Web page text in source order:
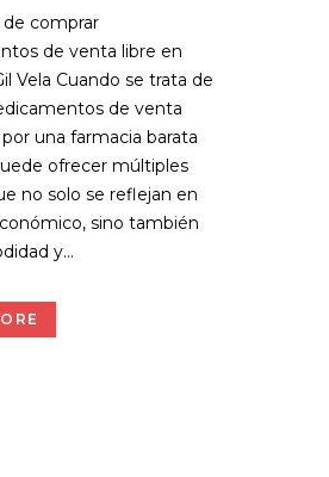
comprar
de venta libre en
Vela Cuando se trata de
de venta
una farmacia barata
ofrecer múltiples
no solo se reflejan en
sino también
y...